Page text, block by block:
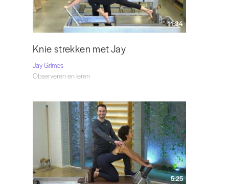
11:34
Knie strekken met Jay
Jay Grimes
Observeren en leren
5:25